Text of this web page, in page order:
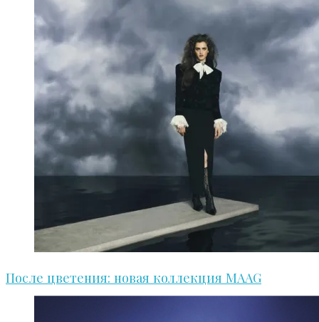
После цветения: новая коллекция MAAG